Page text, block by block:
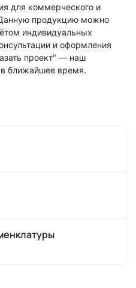
для коммерческого и
продукцию можно
индивидуальных
и оформления
проект" — наш
ближайшее время.